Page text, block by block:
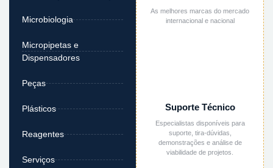
Microbiologia
Micropipetas e
Dispensadores
Peças
Plásticos
Reagentes
Serviços
As melhores marcas do mercado
internacional e nacional
Suporte Técnico
Especialistas disponíveis para
suporte, tira-dúvidas,
demonstrações e análise de
viabilidade de projetos.